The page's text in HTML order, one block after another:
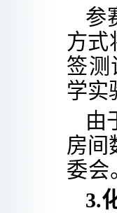
参
方式
签测
学实
由
房间
委会
3.